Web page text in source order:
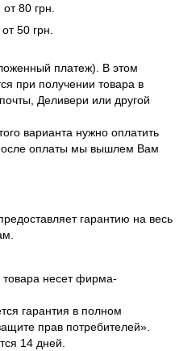
80 грн.
50 грн.
платеж). В этом
при получении товара в
Деливери или другой
варианта нужно оплатить
оплаты мы вышлем Вам
гарантию на весь
товара несет фирма-
гарантия в полном
прав потребителей».
14 дней.